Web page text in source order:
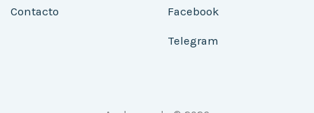
Contacto Facebook
Telegram